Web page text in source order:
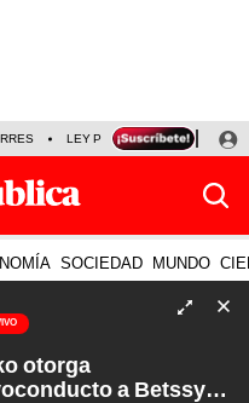
LEY PULPÍN PRECIO DEL
SOCIEDAD MUNDO
otorga
a Betssy